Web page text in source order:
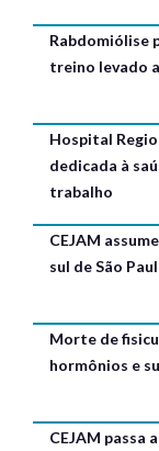
Rabdomiólise
treino levado
Hospital
dedicada à
trabalho
CEJAM
sul de São
Morte de
hormônios e
CEJAM passa